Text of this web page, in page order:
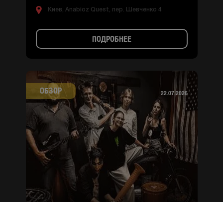
Киев, Anabioz Quest, пер. Шевченко 4
ПОДРОБНЕЕ
ОБЗОР 22.07.2026